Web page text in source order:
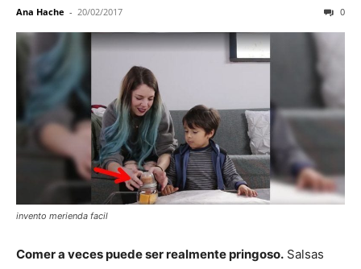
Ana Hache - 20/02/2017 0
invento merienda facil
Comer a veces puede ser realmente pringoso. Salsas